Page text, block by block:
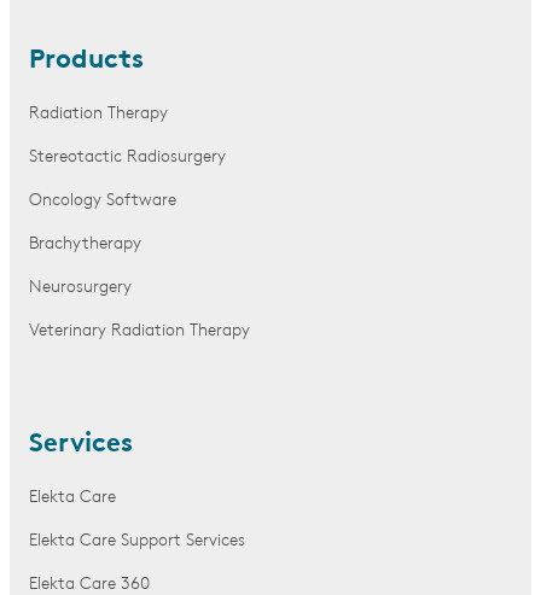
Products
Radiation Therapy
Stereotactic Radiosurgery
Oncology Software
Brachytherapy
Neurosurgery
Veterinary Radiation Therapy
Services
Elekta Care
Elekta Care Support Services
Elekta Care 360